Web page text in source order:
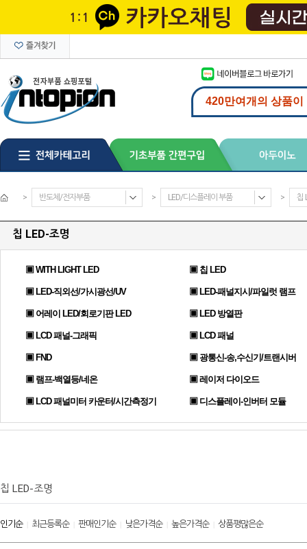
> 반도체/전자부품 > LED/디스플레이 부품 > 칩
칩 LED-조명
▣ WITH LIGHT LED ▣ 칩 LED
▣ LED-직외선/가시광선/UV ▣ LED-패널지시/파일럿 램프
▣ 어레이 LED/회로기판 LED ▣ LED 방열판
▣ LCD 패널-그래픽 ▣ LCD 패널
▣ FND ▣ 광통신-송,수신기/트랜시버
▣ 램프-백열등/네온 ▣ 레이저 다이오드
▣ LCD 패널미터 카운터/시간측정기 ▣ 디스플레이-인버터 모듈
칩 LED-조명
인기순| 최근등록순| 판매인기순| 낮은가격순| 높은가격순| 상품평많은순